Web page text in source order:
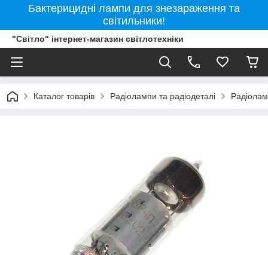
Бактерицидні лампи для знезараження та
світильники!
"Світло" інтернет-магазин світлотехніки
Каталог товарів Радіолампи та радіодеталі